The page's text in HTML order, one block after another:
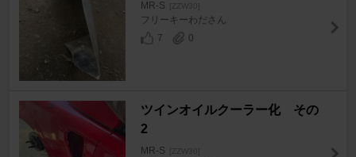
MR-S [ZZW30]
フリーキーわださん
7
0
ツインオイルクーラー化 その
2
MR-S [ZZW30]